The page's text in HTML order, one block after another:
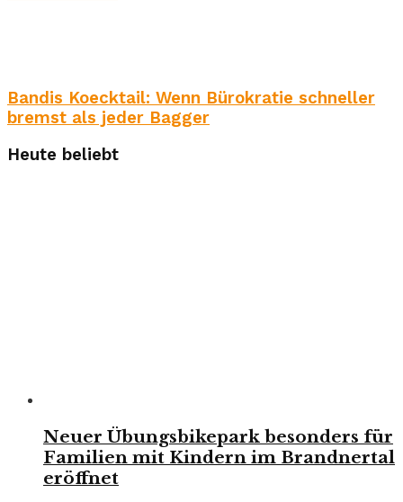
Bandis Koecktail: Wenn Bürokratie schneller
bremst als jeder Bagger
Heute beliebt
Neuer Übungsbikepark besonders für
Familien mit Kindern im Brandnertal
eröffnet